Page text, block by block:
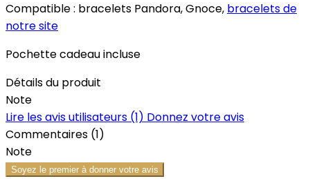
Compatible : bracelets Pandora, Gnoce, bracelets de
notre site
Pochette cadeau incluse
Détails du produit
Note
Lire les avis utilisateurs (1) Donnez votre avis
Commentaires (1)
Note
Soyez le premier à donner votre avis